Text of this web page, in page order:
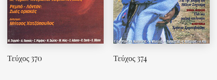
Τεύχος 370 Τεύχος 374